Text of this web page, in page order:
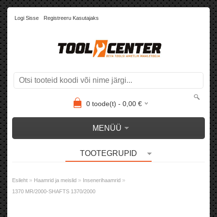
Logi Sisse Registreeru Kasutajaks
0toode(t) - 0,00€
MENÜÜ
TOOTEGRUPID
Esileht » Haamrid ja meislid » Insenerihaamrid »
1370 MR/2000-SHAFTS 1370/2000